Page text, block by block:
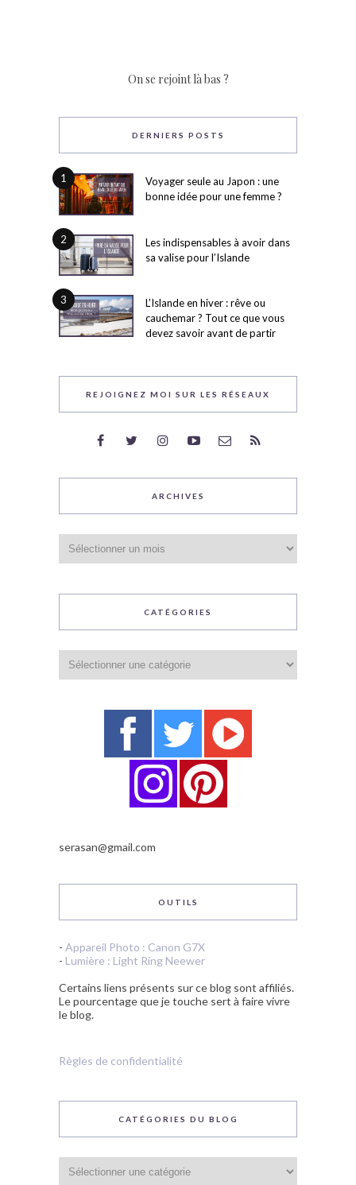
On se rejoint là bas ?
DERNIERS POSTS
1
Voyager seule au Japon : une
bonne idée pour une femme ?
2
Les indispensables à avoir dans
sa valise pour l’Islande
3
L’Islande en hiver : rêve ou
cauchemar ? Tout ce que vous
devez savoir avant de partir
REJOIGNEZ MOI SUR LES RÉSEAUX
ARCHIVES
CATÉGORIES
serasan@gmail.com
OUTILS
- Appareil Photo : Canon G7X
- Lumière : Light Ring Neewer
Certains liens présents sur ce blog sont affiliés.
Le pourcentage que je touche sert à faire vivre
le blog.
Règles de confidentialité
CATÉGORIES DU BLOG
du